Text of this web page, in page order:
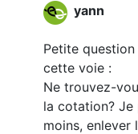
yann
Petite
cette voie :
Ne trouvez-
la cotation? Je
moins, enlever